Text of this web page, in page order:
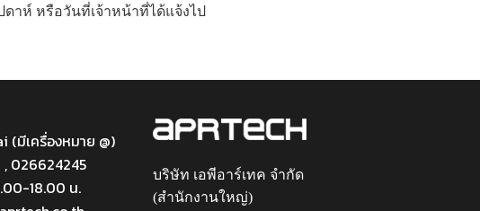
ดาห์ หรือวันที่เจ้าหน้าที่ได้แจ้งไป
(มีเครื่องหมาย @)
, 026624245
18.00 น.
บริษัท เอพีอาร์เทค จำกัด
(สำนักงานใหญ่)